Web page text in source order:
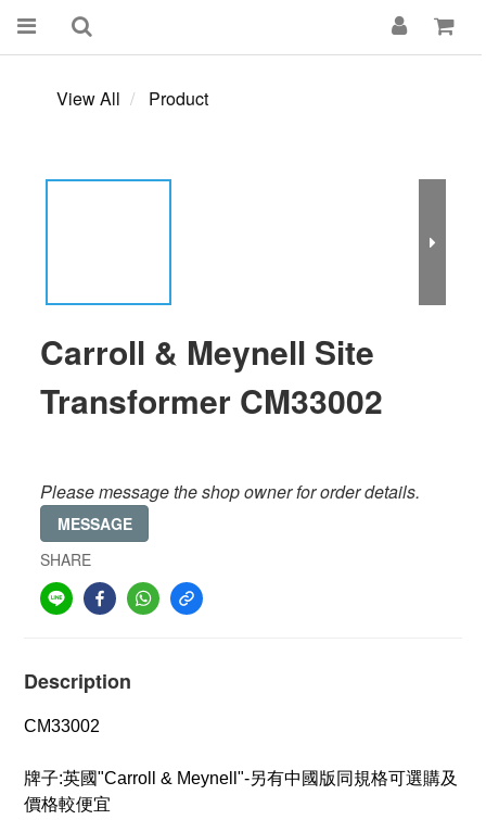
View All Product
Carroll & Meynell Site
Transformer CM33002
Please message the shop owner for order details.
MESSAGE
SHARE
Description
CM33002
牌子:英國"Carroll & Meynell"-另有中國版同規格可選購及
價格較便宜